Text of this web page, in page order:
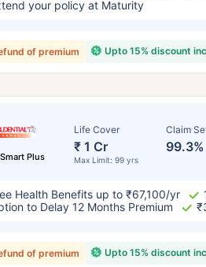
your policy at Maturity
Upto 15% discount
of premium
Plus
Life Cover
₹ 1 Cr
Max Limit: 99 yrs
Claim
99.3%
Health Benefits up to ₹67,100/yr
to Delay 12 Months Premium
Upto 15% discount
of premium